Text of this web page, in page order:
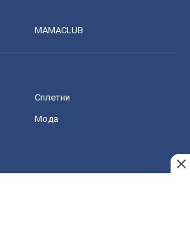
MAMACLUB
Сплетни
Мода